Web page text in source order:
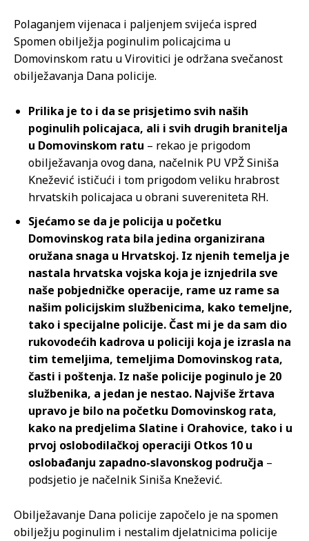
Polaganjem vijenaca i paljenjem svijeća ispred
Spomen obilježja poginulim policajcima u
Domovinskom ratu u Virovitici je održana svečanost
obilježavanja Dana policije.
Prilika je to i da se prisjetimo svih naših
poginulih policajaca, ali i svih drugih branitelja
u Domovinskom ratu – rekao je prigodom
obilježavanja ovog dana, načelnik PU VPŽ Siniša
Knežević ističući i tom prigodom veliku hrabrost
hrvatskih policajaca u obrani suvereniteta RH.
Sjećamo se da je policija u početku
Domovinskog rata bila jedina organizirana
oružana snaga u Hrvatskoj. Iz njenih temelja je
nastala hrvatska vojska koja je iznjedrila sve
naše pobjedničke operacije, rame uz rame sa
našim policijskim službenicima, kako temeljne,
tako i specijalne policije. Čast mi je da sam dio
rukovodećih kadrova u policiji koja je izrasla na
tim temeljima, temeljima Domovinskog rata,
časti i poštenja. Iz naše policije poginulo je 20
službenika, a jedan je nestao. Najviše žrtava
upravo je bilo na početku Domovinskog rata,
kako na predjelima Slatine i Orahovice, tako i u
prvoj oslobodilačkoj operaciji Otkos 10 u
oslobađanju zapadno-slavonskog područja –
podsjetio je načelnik Siniša Knežević.
Obilježavanje Dana policije započelo je na spomen
obilježju poginulim i nestalim djelatnicima policije